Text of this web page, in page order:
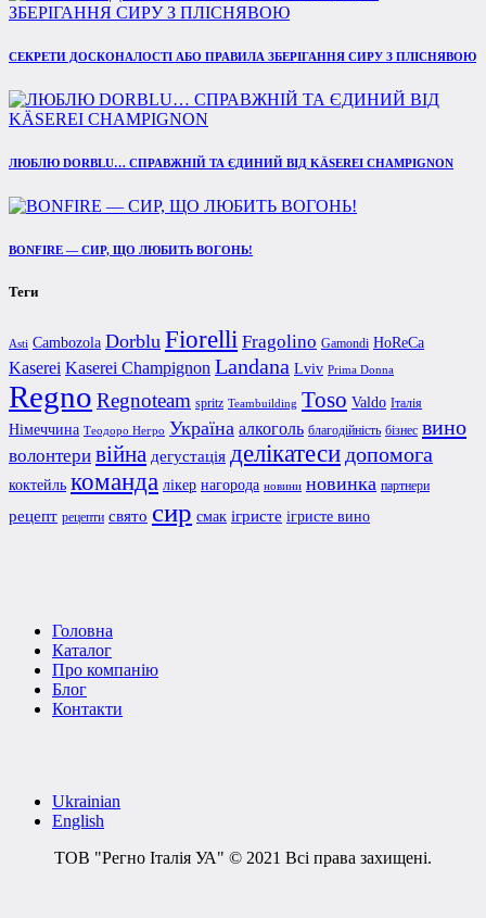
СЕКРЕТИ ДОСКОНАЛОСТІ АБО ПРАВИЛА ЗБЕРІГАННЯ СИРУ З ПЛІСНЯВОЮ
ЛЮБЛЮ DORBLU… СПРАВЖНІЙ ТА ЄДИНИЙ ВІД KÄSEREI CHAMPIGNON
BONFIRE — СИР, ЩО ЛЮБИТЬ ВОГОНЬ!
Теги
Asti Cambozola Dorblu Fiorelli Fragolino Gamondi HoReCa
Kaserei Kaserei Champignon Landana Lviv Prima Donna
Regno Regnoteam spritz Teambuilding Toso Valdo Італія
Німеччина Теодоро Негро Україна алкоголь благодійність бізнес вино
волонтери війна дегустація делікатеси допомога
коктейль команда лікер нагорода новини новинка партнери
рецепт рецепти свято сир смак ігристе ігристе вино
Головна
Каталог
Про компанію
Блог
Контакти
Ukrainian
English
ТОВ "Регно Італія УА" © 2021 Всі права захищені.